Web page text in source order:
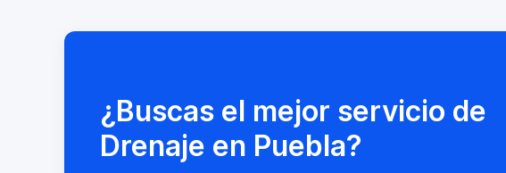
¿Buscas el mejor servicio de
Drenaje en Puebla?